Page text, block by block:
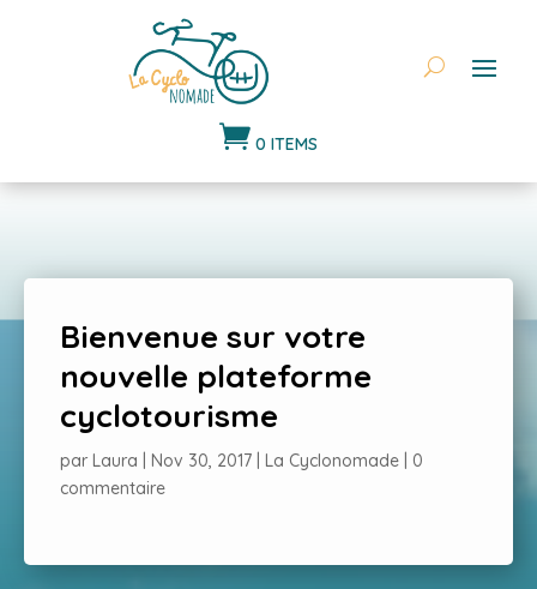
 0 ITEMS
Bienvenue sur votre
nouvelle plateforme
cyclotourisme
par Laura Nov 30, 2017 La Cyclonomade
0
commentaire